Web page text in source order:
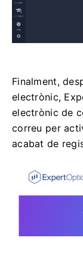
Finalment,
electrònic,
electrònic de
correu per
acabat de